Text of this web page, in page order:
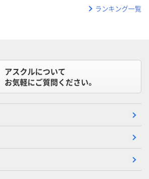
ランキング一覧
アスクルについて
お気軽にご質問ください。